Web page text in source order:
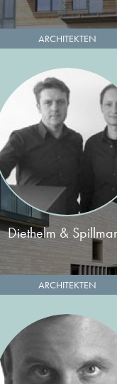
ARCHITEKTEN
Diethelm &
ARCHITEKTEN